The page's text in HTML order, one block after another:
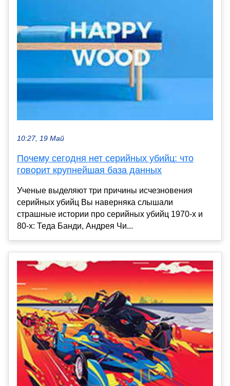
10:27, 19 Май
Почему сегодня нет серийных убийц: что
говорит крупнейшая база данных
Ученые выделяют три причины исчезновения
серийных убийц Вы наверняка слышали
страшные истории про серийных убийц 1970-х и
80-х: Теда Банди, Андрея Чи...